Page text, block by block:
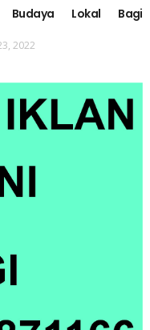
Budaya Lokal Bagi
2022